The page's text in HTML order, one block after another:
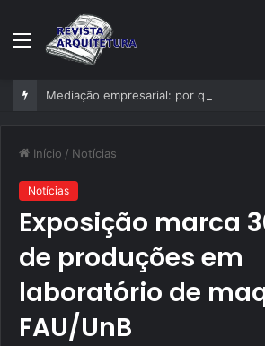
Menu
Início / Notícias
Notícias
Exposição marca
de produções em
laboratório de
FAU/UnB